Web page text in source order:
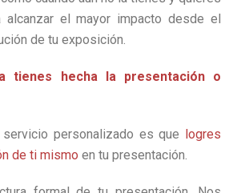
alcanzar el mayor impacto desde el
de tu exposición.
tienes hecha la presentación o
personalizado es que logres
de ti mismo en tu presentación.